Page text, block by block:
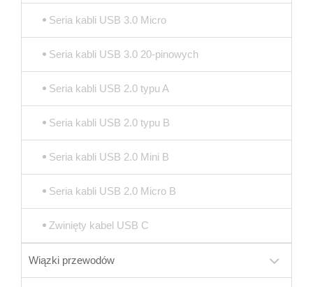
Seria kabli USB 3.0 Micro
Seria kabli USB 3.0 20-pinowych
Seria kabli USB 2.0 typu A
Seria kabli USB 2.0 typu B
Seria kabli USB 2.0 Mini B
Seria kabli USB 2.0 Micro B
Zwinięty kabel USB C
Wiązki przewodów